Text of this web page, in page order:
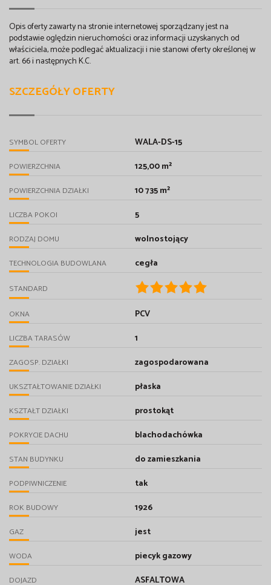
Opis oferty zawarty na stronie internetowej sporządzany jest na
podstawie oględzin nieruchomości oraz informacji uzyskanych od
właściciela, może podlegać aktualizacji i nie stanowi oferty określonej w
art. 66 i następnych K.C.
SZCZEGÓŁY OFERTY
SYMBOL OFERTY WALA-DS-15
POWIERZCHNIA 125,00 m²
POWIERZCHNIA DZIAŁKI 10 735 m²
LICZBA POKOI 5
RODZAJ DOMU wolnostojący
TECHNOLOGIA BUDOWLANA cegła
STANDARD
OKNA PCV
LICZBA TARASÓW 1
ZAGOSP. DZIAŁKI zagospodarowana
UKSZTAŁTOWANIE DZIAŁKI płaska
KSZTAŁT DZIAŁKI prostokąt
POKRYCIE DACHU blachodachówka
STAN BUDYNKU do zamieszkania
PODPIWNICZENIE tak
ROK BUDOWY 1926
GAZ jest
WODA piecyk gazowy
DOJAZD ASFALTOWA